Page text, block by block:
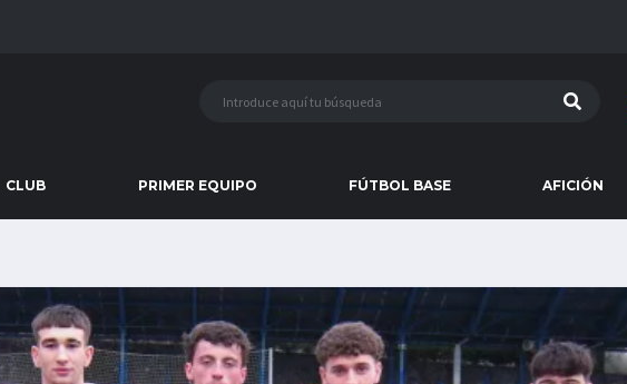
CLUB PRIMER EQUIPO FÚTBOL BASE AFICIÓN